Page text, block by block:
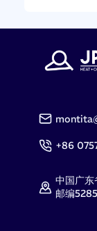
+86
中国广东
邮编